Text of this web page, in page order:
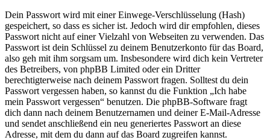
Dein Passwort wird mit einer Einwege-Verschlüsselung (Hash)
gespeichert, so dass es sicher ist. Jedoch wird dir empfohlen, dieses
Passwort nicht auf einer Vielzahl von Webseiten zu verwenden. Das
Passwort ist dein Schlüssel zu deinem Benutzerkonto für das Board,
also geh mit ihm sorgsam um. Insbesondere wird dich kein Vertreter
des Betreibers, von phpBB Limited oder ein Dritter
berechtigterweise nach deinem Passwort fragen. Solltest du dein
Passwort vergessen haben, so kannst du die Funktion „Ich habe
mein Passwort vergessen“ benutzen. Die phpBB-Software fragt
dich dann nach deinem Benutzernamen und deiner E-Mail-Adresse
und sendet anschließend ein neu generiertes Passwort an diese
Adresse, mit dem du dann auf das Board zugreifen kannst.